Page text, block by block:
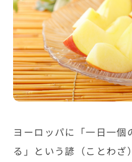
ヨーロッパに「一日一
る」という諺（ことわざ